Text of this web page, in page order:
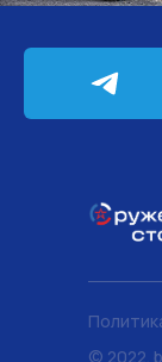
© 2022.